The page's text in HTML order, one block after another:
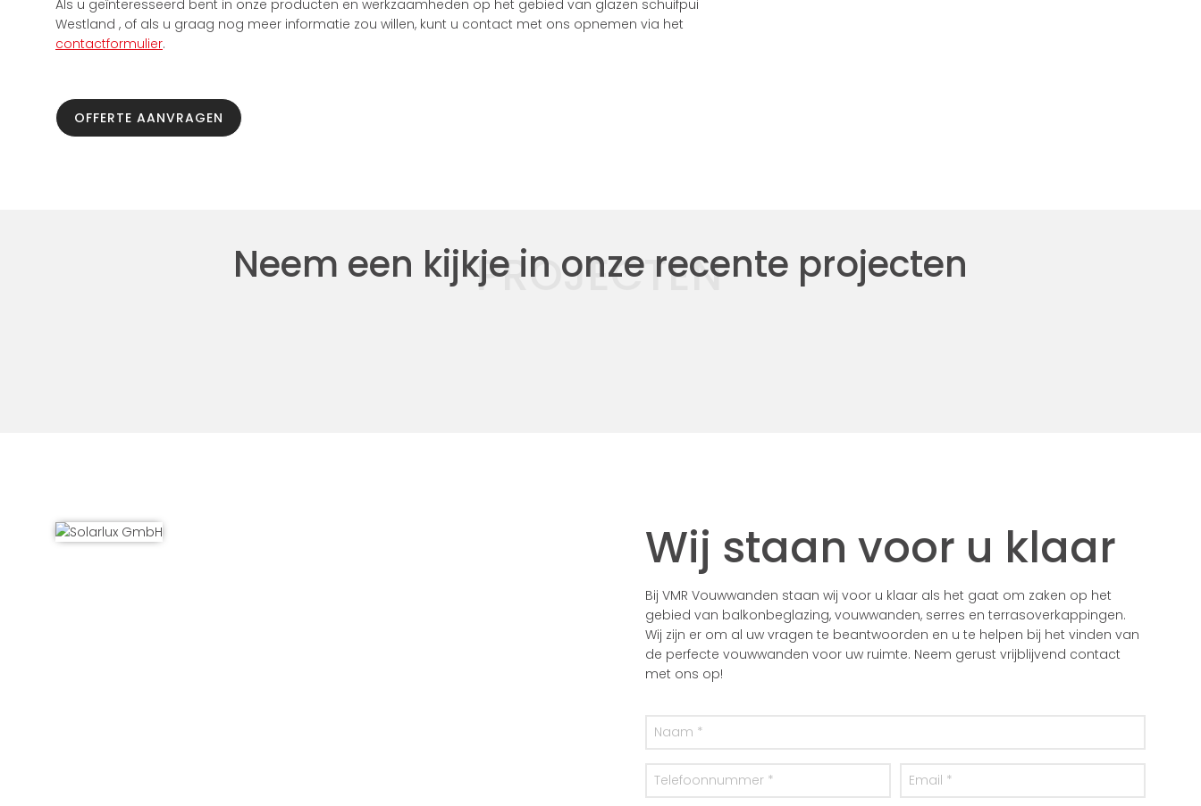
Als u geïnteresseerd bent in onze producten en werkzaamheden op het gebied van glazen schuifpui
Westland , of als u graag nog meer informatie zou willen, kunt u contact met ons opnemen via het
contactformulier.
OFFERTE AANVRAGEN
PROJECTEN
Neem een kijkje in onze recente projecten
Wij staan voor u klaar
Bij VMR Vouwwanden staan wij voor u klaar als het gaat om zaken op het
gebied van balkonbeglazing, vouwwanden, serres en terrasoverkappingen.
Wij zijn er om al uw vragen te beantwoorden en u te helpen bij het vinden van
de perfecte vouwwanden voor uw ruimte. Neem gerust vrijblijvend contact
met ons op!